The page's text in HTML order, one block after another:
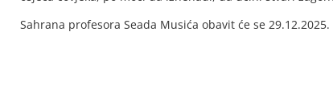
Sahrana profesora Seada Musića obavit će se